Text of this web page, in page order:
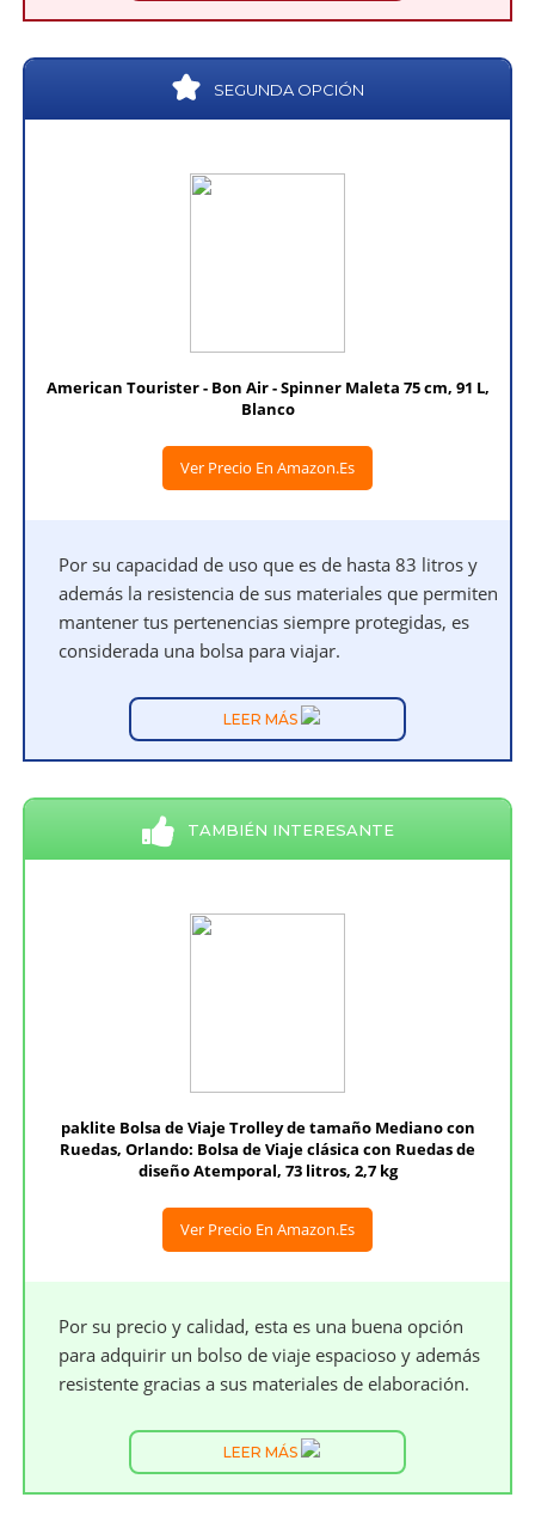
SEGUNDA OPCIÓN
American Tourister - Bon Air - Spinner Maleta 75 cm, 91 L,
Blanco
Ver Precio En Amazon.es
Por su capacidad de uso que es de hasta 83 litros y
además la resistencia de sus materiales que permiten
mantener tus pertenencias siempre protegidas, es
considerada una bolsa para viajar.
LEER MÁS
TAMBIÉN INTERESANTE
paklite Bolsa de Viaje Trolley de tamaño Mediano con
Ruedas, Orlando: Bolsa de Viaje clásica con Ruedas de
diseño Atemporal, 73 litros, 2,7 kg
Ver Precio En Amazon.es
Por su precio y calidad, esta es una buena opción
para adquirir un bolso de viaje espacioso y además
resistente gracias a sus materiales de elaboración.
LEER MÁS